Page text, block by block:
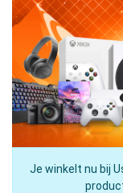
Je winkelt nu bij